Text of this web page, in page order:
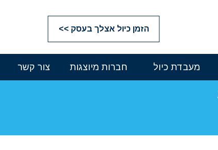
הזמן כיול אצלך בעסק >>
מעבדת כיול חברות מיוצגות צור קשר